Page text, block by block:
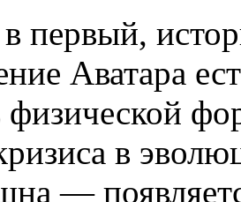
первый,
Аватара
в
—